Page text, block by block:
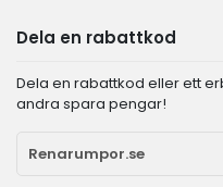
Dela en rabattkod
Dela en rabattkod eller ett
andra spara pengar!